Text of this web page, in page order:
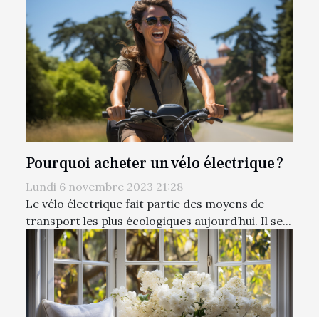
Pourquoi acheter un vélo électrique ?
Lundi 6 novembre 2023 21:28
Le vélo électrique fait partie des moyens de
transport les plus écologiques aujourd’hui. Il se...